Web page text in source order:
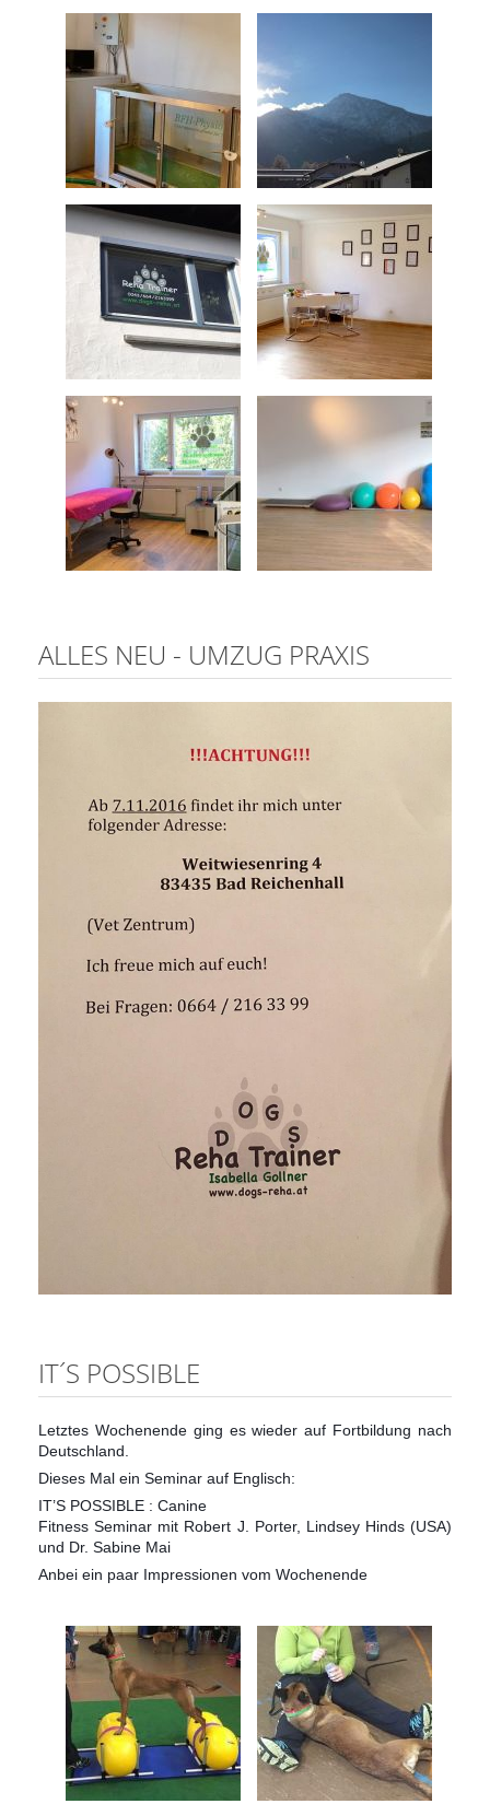
ALLES NEU - UMZUG PRAXIS
IT´S POSSIBLE
Letztes Wochenende ging es wieder auf Fortbildung nach
Deutschland.
Dieses Mal ein Seminar auf Englisch:
IT’S POSSIBLE : Canine
Fitness Seminar mit Robert J. Porter, Lindsey Hinds (USA)
und Dr. Sabine Mai
Anbei ein paar Impressionen vom Wochenende